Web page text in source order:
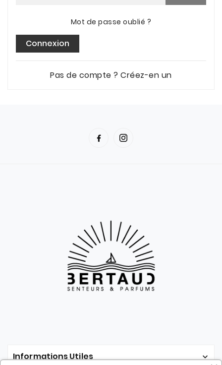
Mot de passe oublié ?
Connexion
Pas de compte ? Créez-en un
Informations Utiles 